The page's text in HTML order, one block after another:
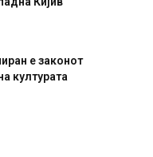
Кијив
е законот
културата